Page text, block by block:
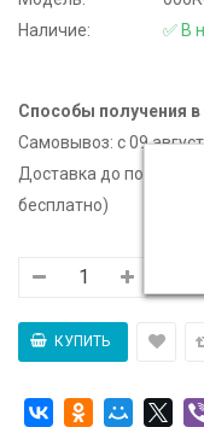
Наличие:
✅ В
Способы получения в
Самовывоз: c 09
Доставка до подъезда:
бесплатно)